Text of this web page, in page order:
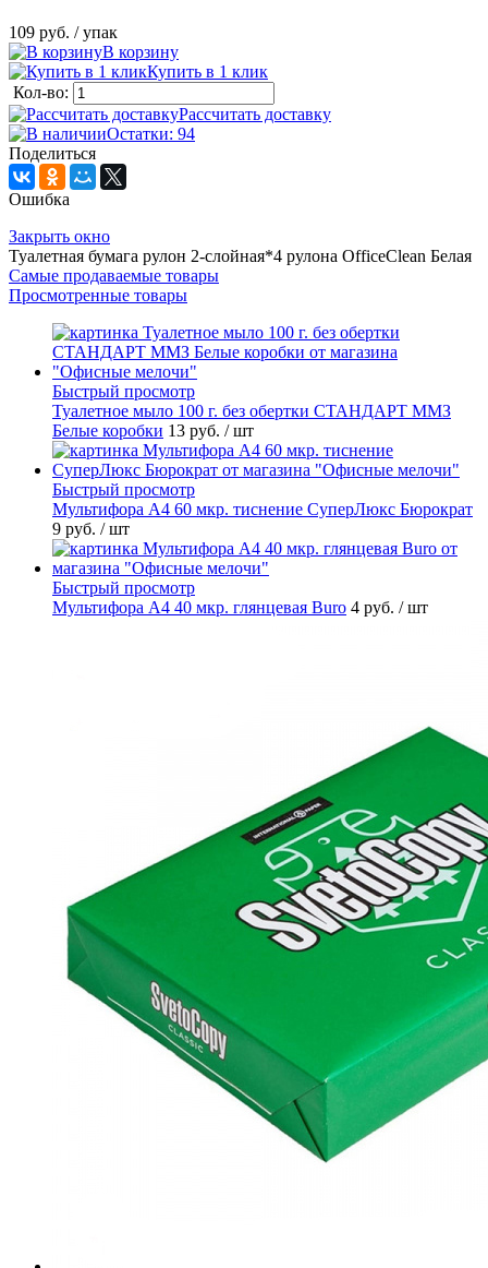
109 руб. / упак
В корзину
Купить в 1 клик
Кол-во:
Рассчитать доставку
Остатки: 94
Поделиться
Ошибка
Закрыть окно
Туалетная бумага рулон 2-слойная*4 рулона OfficeClean Белая
Самые продаваемые товары
Просмотренные товары
Быстрый просмотр
Туалетное мыло 100 г. без обертки СТАНДАРТ ММЗ
Белые коробки 13 руб. / шт
Быстрый просмотр
Мультифора А4 60 мкр. тиснение СуперЛюкс Бюрократ
9 руб. / шт
Быстрый просмотр
Мультифора А4 40 мкр. глянцевая Buro 4 руб. / шт